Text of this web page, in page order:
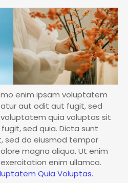
enim ipsam voluptatem
aut odit aut fugit, sed
quia voluptas sit
sed quia. Dicta sunt
sed do eiusmod tempor
magna aliqua. Ut enim
enim ullamco.
Quia Voluptas.